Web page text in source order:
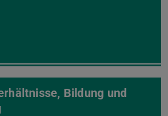
Bildung und